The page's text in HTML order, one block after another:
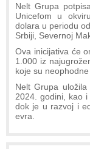
Nelt Grupa
Unicefom u
dolara u periodu
Srbiji, Severnoj
Ova inicijativa će
1.000 iz
koje su
Nelt Grupa
2024. godini, kao
dok je u razvoj i
evra.